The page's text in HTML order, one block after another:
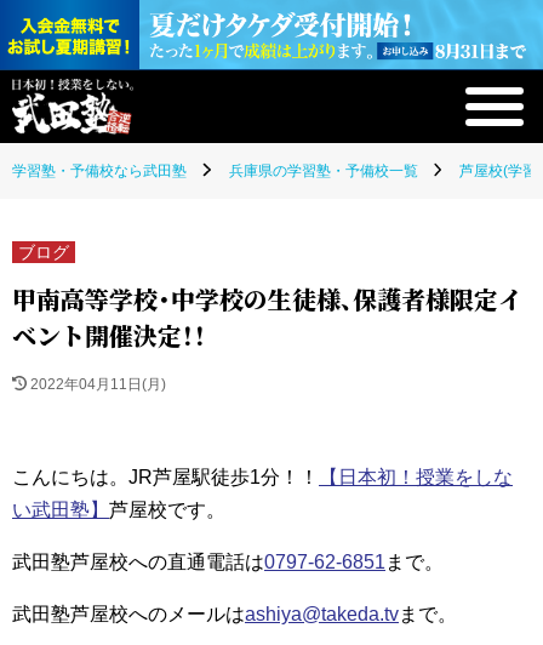
学習塾・予備校なら武田塾 兵庫県の学習塾・予備校一覧 芦屋校(学習
ブログ
甲南高等学校・中学校の生徒様、保護者様限定イ
ベント開催決定！！
2022年04月11日(月)
こんにちは。JR芦屋駅徒歩1分！！
【日本初！授業をしな
い武田塾】 芦屋校です。
武田塾芦屋校への直通電話は0797-62-6851 まで。
武田塾芦屋校へのメールはashiya@takeda.tvまで。